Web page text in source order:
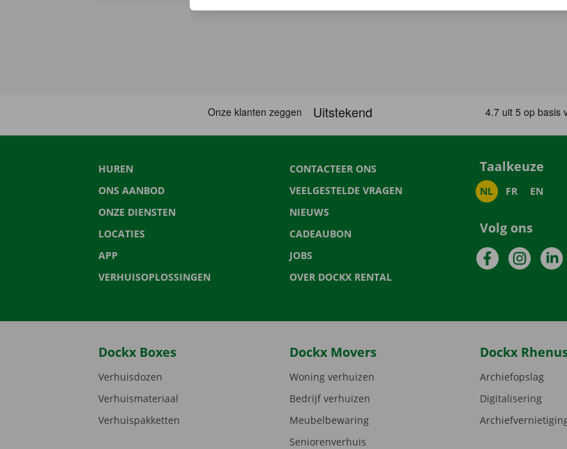
HUREN
ONS AANBOD
ONZE DIENSTEN
LOCATIES
APP
VERHUISOPLOSSINGEN
CONTACTEER ONS
VEELGESTELDE VRAGEN
NIEUWS
CADEAUBON
JOBS
OVER DOCKX RENTAL
Taalkeuze
NL FR EN
Volg ons
Facebook
Dockx Boxes
Verhuisdozen
Verhuismateriaal
Verhuispakketten
Dockx Movers
Woning verhuizen
Bedrijf verhuizen
Meubelbewaring
Seniorenverhuis
Dockx
Archiefopslag
Digitalisering